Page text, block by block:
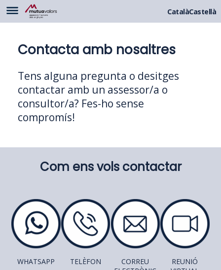
CatalàCastellà
Contacta amb nosaltres
Tens alguna pregunta o desitges
contactar amb un assessor/a o
consultor/a? Fes-ho sense
compromís!
Com ens vols contactar
WHATSAPP TELÈFON
CORREU
REUNIÓ